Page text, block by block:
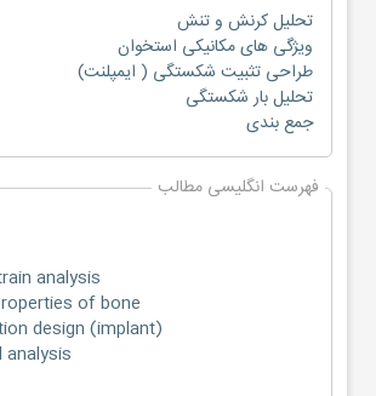
تحلیل کرنش و تنش
ویژگی های مکانیکی استخوان
طراحی تثبیت شکستگی ( ایمپلنت)
تحلیل بار شکستگی
جمع بندی
فهرست انگلیسی مطالب
analysis
of bone
design (implant)
analysis